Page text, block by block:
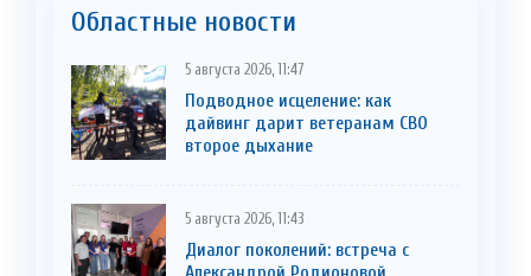
Областные новости
5 августа 2026, 11:47
Подводное исцеление: как
дайвинг дарит ветеранам СВО
второе дыхание
5 августа 2026, 11:43
Диалог поколений: встреча с